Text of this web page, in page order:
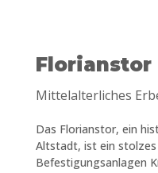
Florianstor
Mittelalterliches
Das Florianstor, ein
Altstadt, ist ein
Befestigungsanlagen